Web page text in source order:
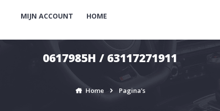
MIJN ACCOUNT HOME
0617985H / 63117271911
Home Pagina's